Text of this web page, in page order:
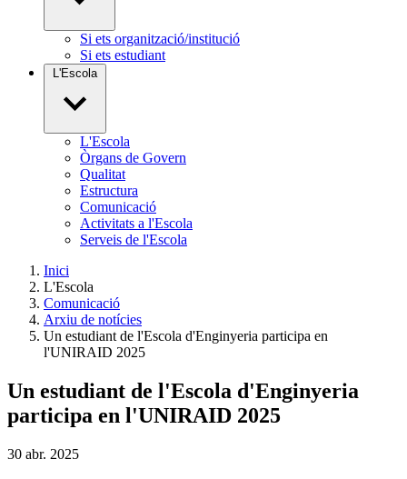
Si ets organització/institució
Si ets estudiant
L'Escola
L'Escola
Òrgans de Govern
Qualitat
Estructura
Comunicació
Activitats a l'Escola
Serveis de l'Escola
Inici
L'Escola
Comunicació
Arxiu de notícies
Un estudiant de l'Escola d'Enginyeria participa en
l'UNIRAID 2025
Un estudiant de l'Escola d'Enginyeria
participa en l'UNIRAID 2025
30 abr. 2025